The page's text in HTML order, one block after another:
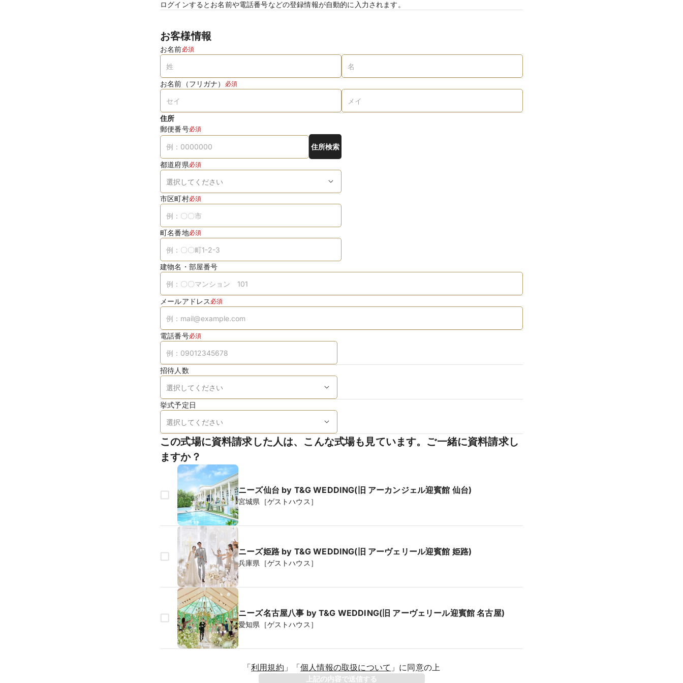
ログインするとお名前や電話番号などの登録情報が自動的に入力されます。
お客様情報
お名前必須
お名前（フリガナ） 必須
住所
郵便番号必須
住所検索
都道府県必須
市区町村必須
町名番地必須
建物名・部屋番号
メールアドレス 必須
電話番号必須
招待人数
挙式予定日
この式場に資料請求した人は、こんな式場も見ています。ご一緒に資料請求し
ますか？
ニーズ仙台 by T&G WEDDING(旧 アーカンジェル迎賓館 仙台)
宮城県［ゲストハウス］
ニーズ姫路 by T&G WEDDING(旧 アーヴェリール迎賓館 姫路)
兵庫県［ゲストハウス］
ニーズ名古屋八事 by T&G WEDDING(旧 アーヴェリール迎賓館 名古屋)
愛知県［ゲストハウス］
「利用規約 」 「個人情報の取扱について 」 に同意の上
上記の内容で送信する